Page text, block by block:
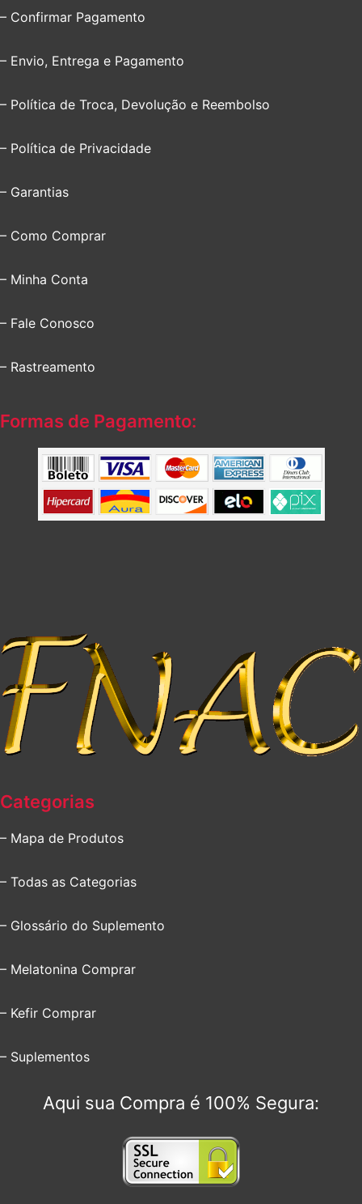
– Confirmar Pagamento
– Envio, Entrega e Pagamento
– Política de Troca, Devolução e Reembolso
– Política de Privacidade
– Garantias
– Como Comprar
– Minha Conta
– Fale Conosco
– Rastreamento
Formas de Pagamento:
Categorias
– Mapa de Produtos
– Todas as Categorias
– Glossário do Suplemento
– Melatonina Comprar
– Kefir Comprar
– Suplementos
Aqui sua Compra é 100% Segura: